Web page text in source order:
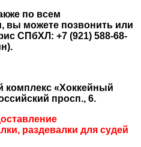
по всем
вы можете позвонить или
СПбХЛ: +7 (921) 588-68-
«Хоккейный
просп., 6.
раздевалки для судей